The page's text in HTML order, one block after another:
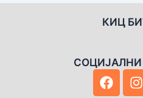
КИЦ
F
a
I
n